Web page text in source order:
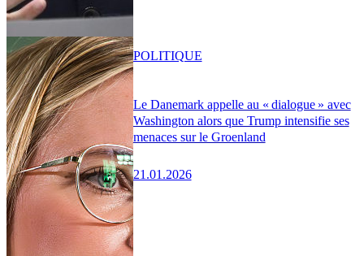
Le Danemark appelle au « dialogue » avec
Washington alors que Trump intensifie ses
menaces sur le Groenland
21.01.2026
POLITIQUE